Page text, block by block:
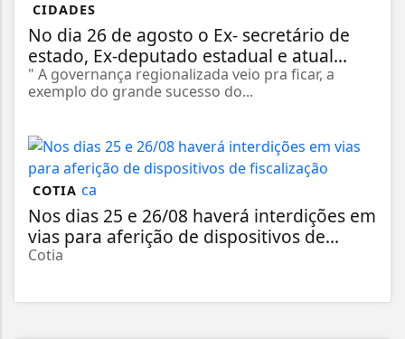
CIDADES
No dia 26 de agosto o Ex- secretário de
estado, Ex-deputado estadual e atual...
" A governança regionalizada veio pra ficar, a
exemplo do grande sucesso do...
COTIA
Nos dias 25 e 26/08 haverá interdições em
vias para aferição de dispositivos de...
Cotia